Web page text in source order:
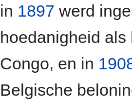
in 1897 werd
hoedanigheid
Congo, en in
Belgische